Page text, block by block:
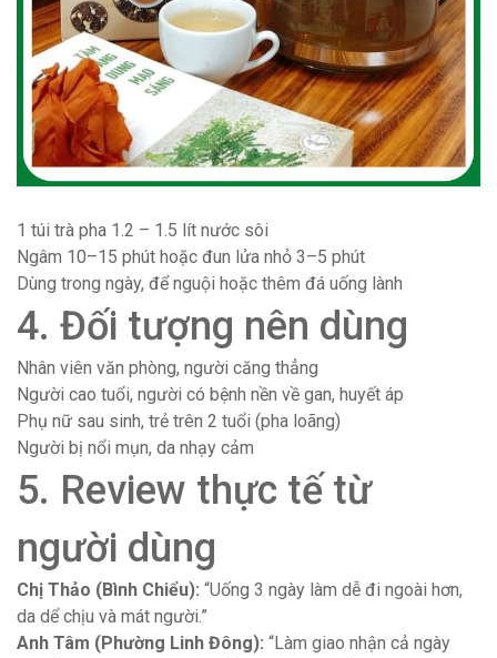
1 túi trà pha 1.2 – 1.5 lít nước sôi
Ngâm 10–15 phút hoặc đun lửa nhỏ 3–5 phút
Dùng trong ngày, để nguội hoặc thêm đá uống lành
4. Đối tượng nên dùng
Nhân viên văn phòng, người căng thẳng
Người cao tuổi, người có bệnh nền về gan, huyết áp
Phụ nữ sau sinh, trẻ trên 2 tuổi (pha loãng)
Người bị nổi mụn, da nhạy cảm
5. Review thực tế từ
người dùng
Chị Thảo (Bình Chiểu): “Uống 3 ngày làm dễ đi ngoài hơn,
da dể chịu và mát người.”
Anh Tâm (Phường Linh Đông): “Làm giao nhận cả ngày